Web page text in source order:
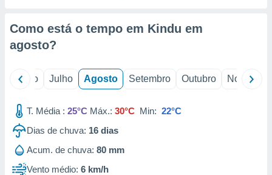
através
estudos
de
Como está o tempo em Kindu em
agosto?
Junho Julho Agosto Setembro Outubro Novembro
T. Média : 25°C Máx.: 30°C Min: 22°C
Dias de chuva: 16 dias
Acum. de chuva: 80 mm
Vento médio: 6 km/h